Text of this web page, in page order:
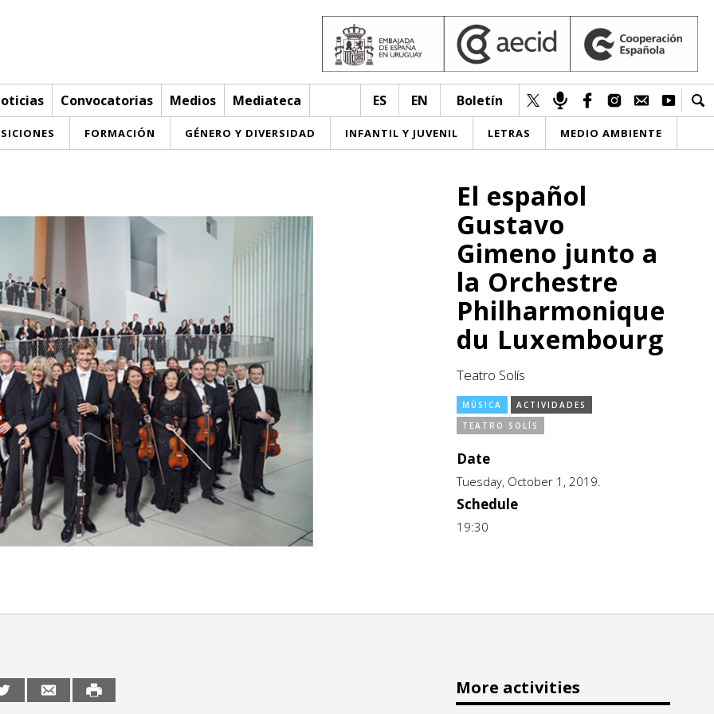
Convocatorias Medios Mediateca ES EN Boletín
FORMACIÓN GÉNERO Y DIVERSIDAD INFANTIL Y JUVENIL LETRAS MEDIO AMBIENTE
El español
Gustavo
Gimeno junto a
la Orchestre
Philharmonique
du Luxembourg
Teatro Solís
MÚSICA
ACTIVIDADES
TEATRO SOLÍS
Date
Tuesday, October 1, 2019.
Schedule
19:30
More activities